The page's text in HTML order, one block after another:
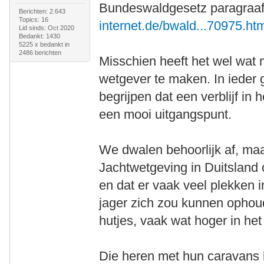
Berichten: 2.643
Topics: 16
Lid sinds: Oct 2020
Bedankt: 1430
5225 x bedankt in
2486 berichten
Bundeswaldgesetz
internet.de/
Misschien heeft het wel wat
wetgever te maken. In ieder
begrijpen dat een verblijf in
een mooi uitgangspunt.
We dwalen behoorlijk af,
Jachtwetgeving in
en dat er vaak veel plekken
jager zich zou kunnen
hutjes, vaak wat hoger in
Die heren met hun